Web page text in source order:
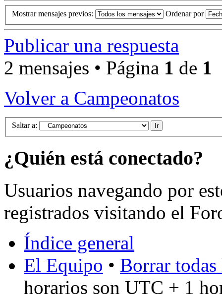
Mostrar mensajes previos: Ordenar por
Publicar una respuesta
2 mensajes • Página 1 de 1
Volver a Campeonatos
Saltar a:
¿Quién está conectado?
Usuarios navegando por
registrados visitando el
Índice general
El Equipo • Borrar
horarios son UTC + 1